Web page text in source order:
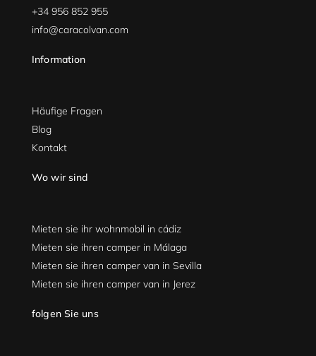
+34 956 852 955
info@caracolvan.com
Information
Häufige Fragen
Blog
Kontakt
Wo wir sind
Mieten sie ihr wohnmobil in cádiz
Mieten sie ihren camper in Málaga
Mieten sie ihren camper van in Sevilla
Mieten sie ihren camper van in Jerez
folgen Sie uns